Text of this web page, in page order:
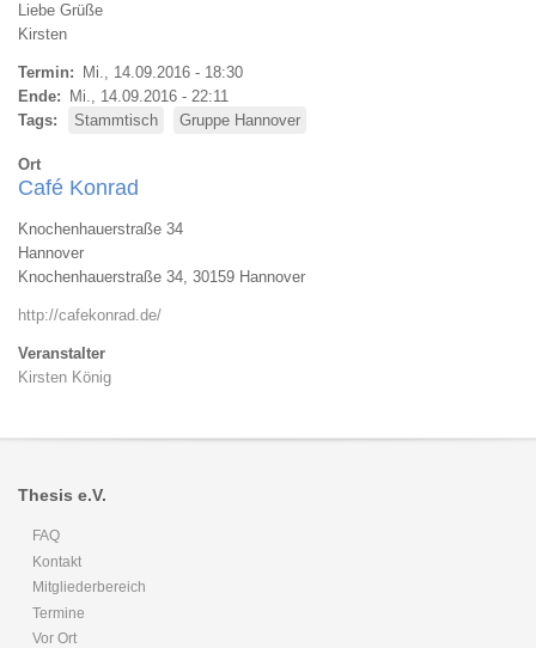
Liebe Grüße
Kirsten
Termin
Mi., 14.09.2016 - 18:30
Ende
Mi., 14.09.2016 - 22:11
Tags
Stammtisch Gruppe Hannover
Ort
Café Konrad
Knochenhauerstraße 34
Hannover
Knochenhauerstraße 34, 30159 Hannover
http://cafekonrad.de/
Veranstalter
Kirsten König
Thesis e.V.
FAQ
Kontakt
Mitgliederbereich
Termine
Vor Ort